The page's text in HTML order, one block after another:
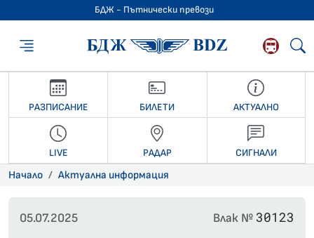
БДЖ - Пътнически превози
БДЖ -
РАЗПИСАНИЕ БИЛЕТИ АКТУАЛНО
LIVE РАДАР СИГНАЛИ
Начало Актуална информация
05.07.2025 Влак № 30123